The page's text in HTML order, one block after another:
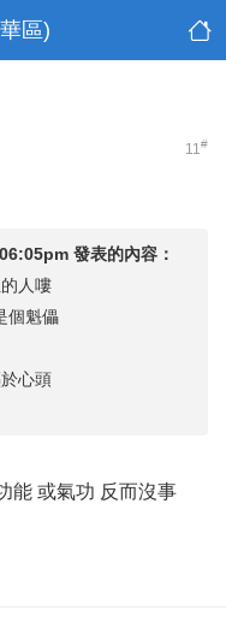
區)
11#
發表的內容：
人嘍
個魁儡
心頭
能 或氣功 反而沒事